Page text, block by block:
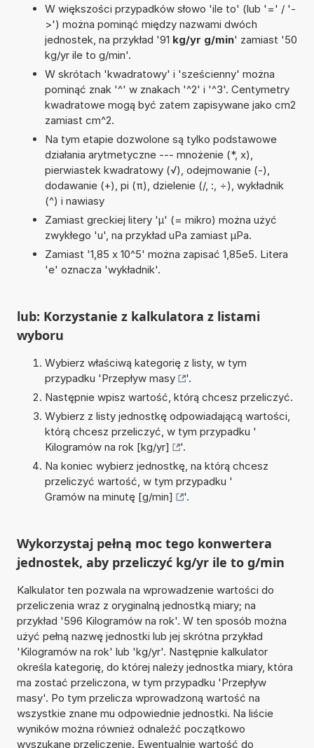
W większości przypadków słowo 'ile to' (lub '=' / '-
>') można pominąć między nazwami dwóch
jednostek, na przykład '91 kg/yr g/min' zamiast '50
kg/yr ile to g/min'.
W skrótach 'kwadratowy' i 'sześcienny' można
pominąć znak '^' w znakach '^2' i '^3'. Centymetry
kwadratowe mogą być zatem zapisywane jako cm2
zamiast cm^2.
Na tym etapie dozwolone są tylko podstawowe
działania arytmetyczne --- mnożenie (*, x),
pierwiastek kwadratowy (√), odejmowanie (-),
dodawanie (+), pi (π), dzielenie (/, :, ÷), wykładnik
(^) i nawiasy
Zamiast greckiej litery 'µ' (= mikro) można użyć
zwykłego 'u', na przykład uPa zamiast µPa.
Zamiast '1,85 x 10^5' można zapisać 1,85e5. Litera
'e' oznacza 'wykładnik'.
lub: Korzystanie z kalkulatora z listami
wyboru
Wybierz właściwą kategorię z listy, w tym
przypadku 'Przepływ masy
'.
Następnie wpisz wartość, którą chcesz przeliczyć.
Wybierz z listy jednostkę odpowiadającą wartości,
którą chcesz przeliczyć, w tym przypadku '
Kilogramów na rok [kg/yr]
'.
Na koniec wybierz jednostkę, na którą chcesz
przeliczyć wartość, w tym przypadku '
Gramów na minutę [g/min]
'.
Wykorzystaj pełną moc tego konwertera
jednostek, aby przeliczyć kg/yr ile to g/min
Kalkulator ten pozwala na wprowadzenie wartości do
przeliczenia wraz z oryginalną jednostką miary; na
przykład '596 Kilogramów na rok'. W ten sposób można
użyć pełną nazwę jednostki lub jej skrótna przykład
'Kilogramów na rok' lub 'kg/yr'. Następnie kalkulator
określa kategorię, do której należy jednostka miary, która
ma zostać przeliczona, w tym przypadku 'Przepływ
masy'. Po tym przelicza wprowadzoną wartość na
wszystkie znane mu odpowiednie jednostki. Na liście
wyników można również odnaleźć początkowo
wyszukane przeliczenie. Ewentualnie wartość do